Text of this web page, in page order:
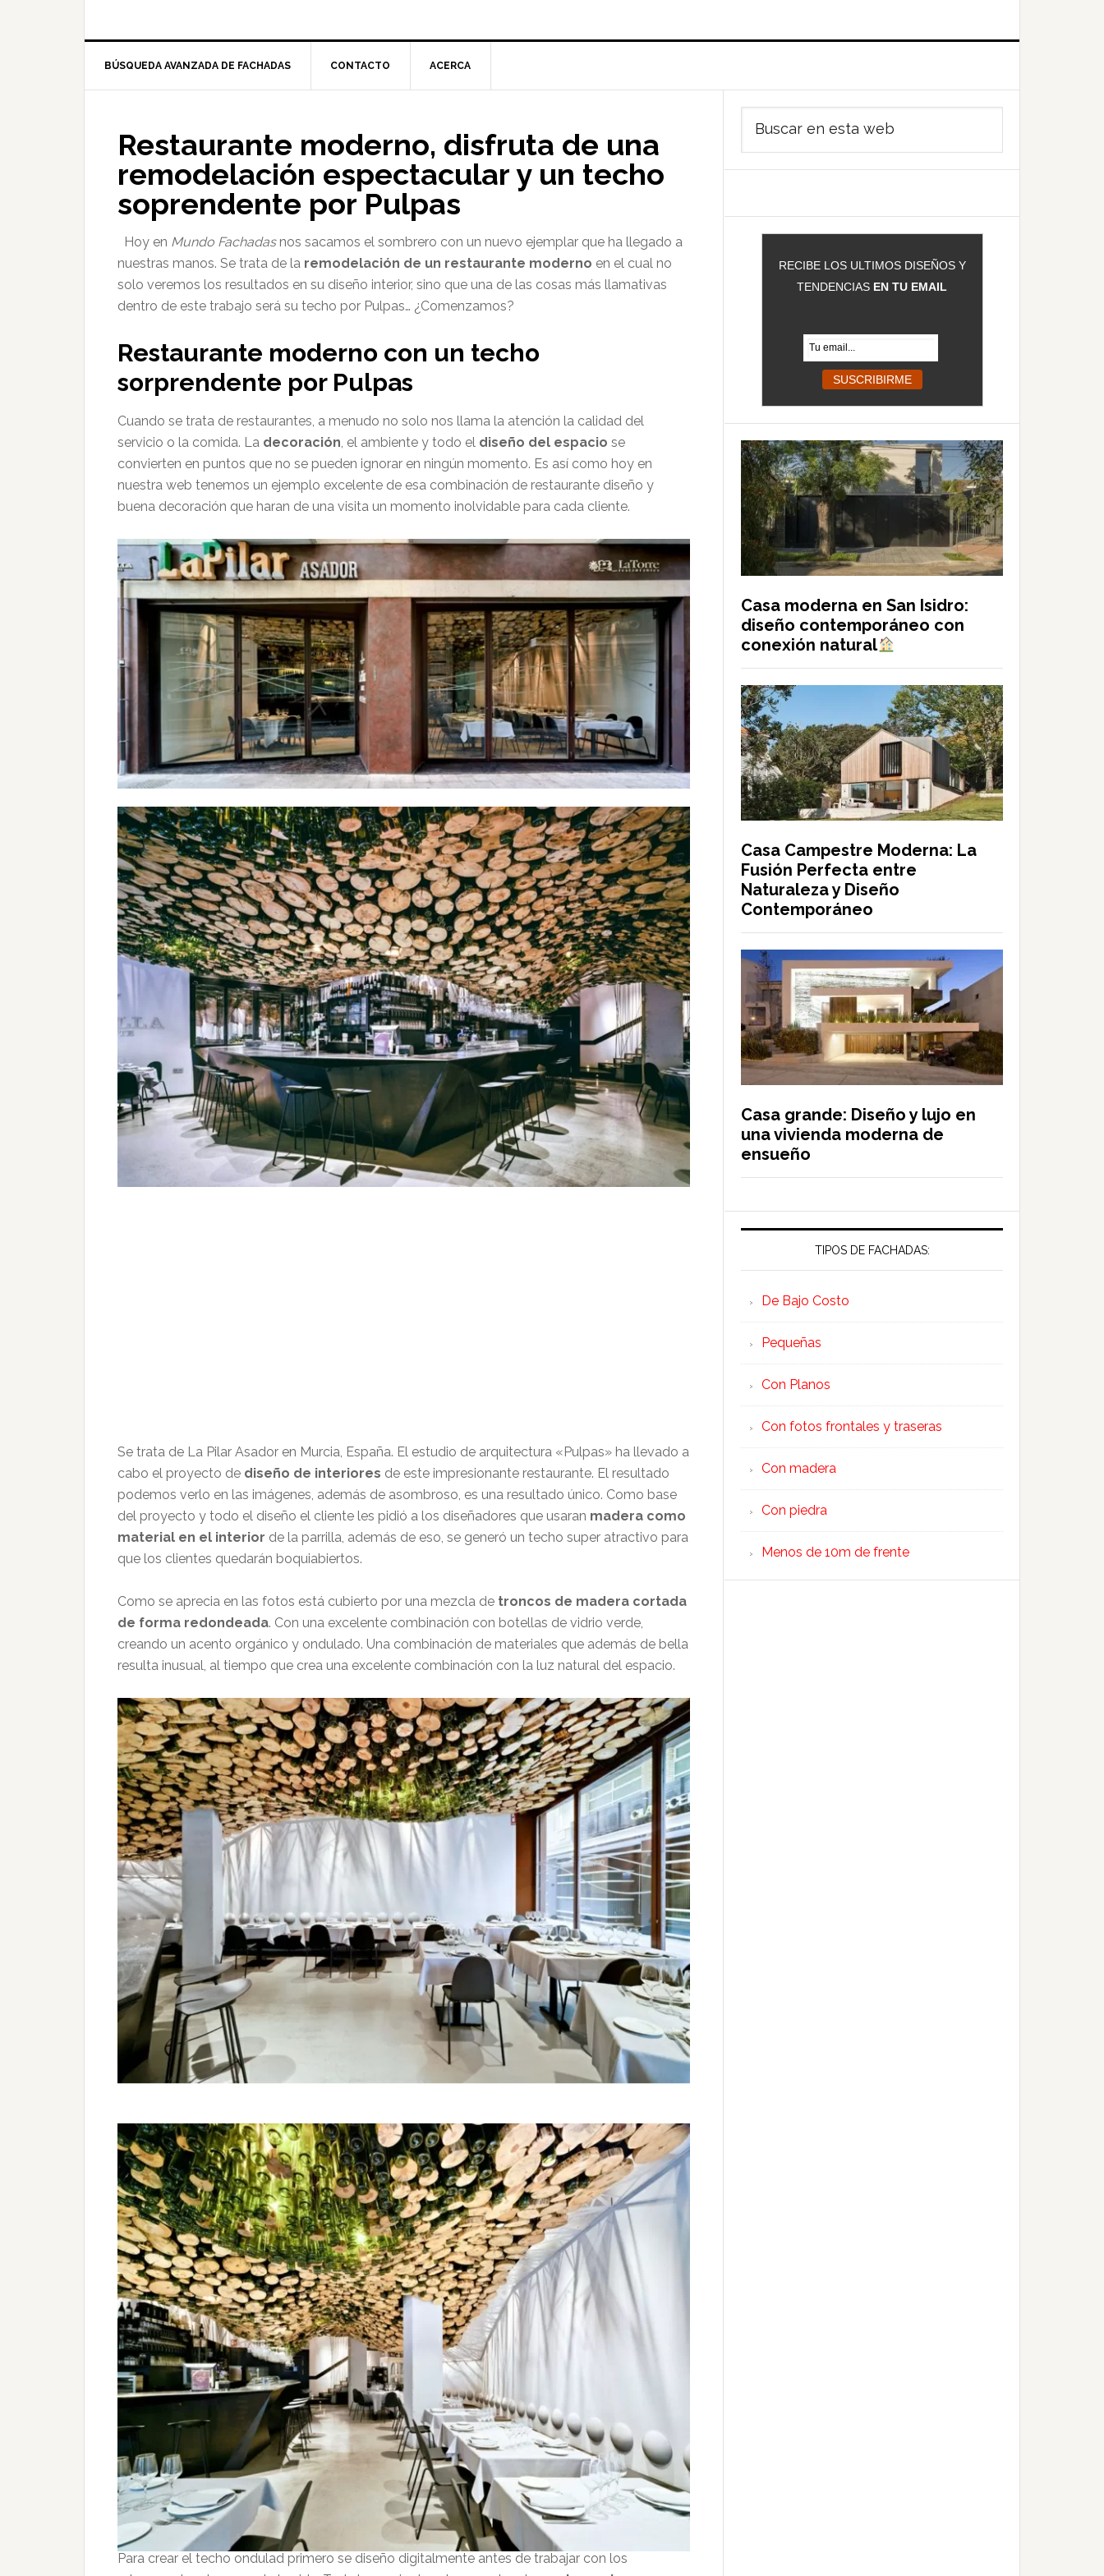
BÚSQUEDA AVANZADA DE FACHADAS CONTACTO ACERCA
Restaurante moderno, disfruta de una
remodelación espectacular y un techo
soprendente por Pulpas
Hoy en Mundo Fachadasnos sacamos el sombrero con un nuevo ejemplar que ha llegado a
nuestras manos. Se trata de la remodelación de un restaurante moderno en el cual no
solo veremos los resultados en su diseño interior, sino que una de las cosas más llamativas
dentro de este trabajo será su techo por Pulpas… ¿Comenzamos?
Restaurante moderno con un techo
sorprendente por Pulpas
Cuando se trata de restaurantes, a menudo no solo nos llama la atención la calidad del
servicio o la comida. La decoración, el ambiente y todo el diseño del espacio se
convierten en puntos que no se pueden ignorar en ningún momento. Es así como hoy en
nuestra web tenemos un ejemplo excelente de esa combinación de restaurante diseño y
buena decoración que haran de una visita un momento inolvidable para cada cliente.
Se trata de La Pilar Asador en Murcia, España. El estudio de arquitectura «Pulpas» ha llevado a
cabo el proyecto de diseño de interiores de este impresionante restaurante. El resultado
podemos verlo en las imágenes, además de asombroso, es una resultado único. Como base
del proyecto y todo el diseño el cliente les pidió a los diseñadores que usaran madera como
material en el interior de la parrilla, además de eso, se generó un techo super atractivo para
que los clientes quedarán boquiabiertos.
Como se aprecia en las fotos está cubierto por una mezcla de troncos de madera cortada
de forma redondeada. Con una excelente combinación con botellas de vidrio verde,
creando un acento orgánico y ondulado. Una combinación de materiales que además de bella
resulta inusual, al tiempo que crea una excelente combinación con la luz natural del espacio.
Para crear el techo ondulad primero se diseño digitalmente antes de trabajar con los
Barra
lateral
principal
RECIBE LOS ULTIMOS DISEÑOS Y
TENDENCIAS EN TU EMAIL
Casa moderna en San Isidro:
diseño contemporáneo con
conexión natural
Casa Campestre Moderna: La
Fusión Perfecta entre
Naturaleza y Diseño
Contemporáneo
Casa grande: Diseño y lujo en
una vivienda moderna de
ensueño
TIPOS DE FACHADAS:
De Bajo Costo
Pequeñas
Con Planos
Con fotos frontales y traseras
Con madera
Con piedra
Menos de 10m de frente